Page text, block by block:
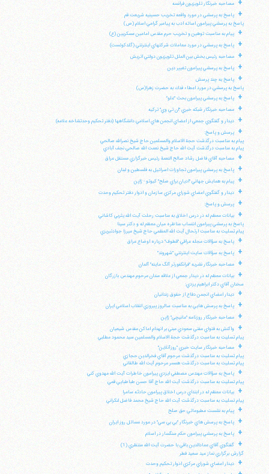
+ مصاحبه خبرنگار تلويزيون فرانسه
+
پاسخ به پرسشي در مورد واقعه تخريب حسينيه شريعت قم
پاسخ به پرسشي پيرامون اسائه ادب به پيامبر گرامي اسلام (ص)
+ پيام به مناسبت توهين و تخريب حرم مقدس امامين عسكريين (ع)
+ پاسخ به پرسشي در مورد معاملات شركتهاي اينترنتي (گلدكوئست)
+ مصاحبه رئيس بخش بين الملل تلويزيون دولتي اتريش
+ پاسخ به پرسشي پيرامون تغيير دين
+
پاسخ به چند پرسش
پاسخ به پرسشي در مورد اعطاء فدك به حضرت زهرا(س)
+ پاسخ به پرسشي پيرامون بحث "غلو"
+ مصاحبه خبرنگار شبكه خبري "ان تي وي" تركيه
+ ديدار و گفتگوي جمعي از اعضاي انجمن هاي اسلامي دانشگاهها (دفتر تحكيم وحدتشاخه علامه)
+
پرسش و پاسخ:
پيام به مناسبت درگذشت حجة الاسلام والمسلمين حاج شيخ نصرالله صالحي
پيام به مناسبت درگذشت آيت الله حاج شيخ نعمت الله صالحي نجف آبادي
+ مصاحبه آقاي فاضل رشاد صالح النعمة رئيس خبرگزاري مستقل عراق
+ پاسخ به پرسشي پيرامون تجاوزات اسرائيل به فلسطين و لبنان
+ پيام به همايش جهاني "اديان براي صلح" كيوتو - ژاپن
+ ديدار و گفتگوي اعضاي شوراي مركزي سازمان و ادوار دفتر تحكيم وحدت
+ پرسش و پاسخ:
+
بيانات معظم له در درس اخلاق به مناسبت رحلت آيت الله يثربي كاشاني
پاسخ به پرسشي پيرامون انتساب مناظره ميان معظم له و دكتر سينا
پيام تسليت به مناسبت ارتحال آيت الله العظمي حاج شيخ ميرزا جوادتبريزي
+ پاسخ به سؤالات مجله عراقي "قطوف" درباره اوضاع عراق
+ پاسخ به سؤالات سايت اينترنتي "شهروند"
+ مصاحبه خبرنگار نشريه "فرانكفورتر آلگ ماينه" آلمان
+
بيانات معظم له در ديدار جمعي از علاقه مندان مرحوم مهندس بازرگان
سخنان آقاي دكتر ابراهيم يزدي:
+ ديدار اعضاي انجمن دفاع از حقوق زندانيان
+ پاسخ به پرسش هايي به مناسبت سالروز پيروزي انقلاب اسلامي ايران
+ مصاحبه خبرنگار روزنامه "مانيچي" ژاپن
+
واكنش به فتواي مفتي سعودي مبني بر انهدام اماكن مقدس شيعيان
پيام تسليت به مناسبت درگذشت حجة الاسلام والمسلمين سيد محمود مطلبي
+
مصاحبه خبرنگار سايت خبري "روزآنلاين"
پيام تسليت به مناسبت درگذشت مرحوم آقاي فخرالدين حجازي
پيام تسليت به مناسبت درگذشت همسر مرحوم آيت الله طالقاني
+
پاسخ به سؤالات مهندس مصطفي ايزدي پيرامون خاطرات آيت الله مهدوي كني
پيام تسليت به مناسبت درگذشت آيت الله حاج آقا حسن طباطبايي قمي
+
بيانات معظم له در ابتداي درس اخلاق پيرامون حادثه سامرا
پيام تسليت به مناسبت درگذشت آيت الله حاج شيخ محمد فاضل لنكراني
+ پيام به نشست مطبوعاتي حق صلح
+ پاسخ به پرسش هاي خبرنگار "بي بي سي" در مورد مسائل روز ايران
+ پاسخ به پرسشي پيرامون حكم سنگسار در اسلام
+
گفتگوي آقاي عمادالدين باقي با حضرت آيت الله منتظري (1)
گزارش برگزاري نماز عيد سعيد فطر
+ ديدار اعضاي شوراي مركزي ادوار تحكيم وحدت